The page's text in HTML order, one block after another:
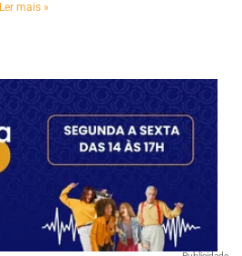
Ler mais »